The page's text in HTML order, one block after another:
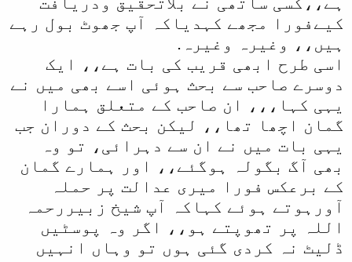
ل
ا
کیےفورا مجھے کہدیاکہ آپ جھوٹ بول رہے
ہیں،، وغیرہ وغیرہ.
اسی طرح ابھی قریب کی بات ہے،، ایک
دوسرے صاحب سے بحث ہوئی اسے بھی میں نے
یہی کہا،،، ان صاحب کے متعلق ہمارا
گمان اچھا تھا،، لیکن بحث کے دوران جب
یہی بات میں نے ان سے دہرائی، تو وہ
بھی آگ بگولہ ہوگئے،، اور ہمارے گمان
کے برعکس فورا میری عدالت پر حملہ
آورہوتے ہوئے کہاکہ آپ شیخ زبیررحمہ
اللہ پر تھوپتے ہو،، اگر وہ پوسٹیں
ڈلیٹ نہ کردی گئی ہوں تو وہاں انہیں